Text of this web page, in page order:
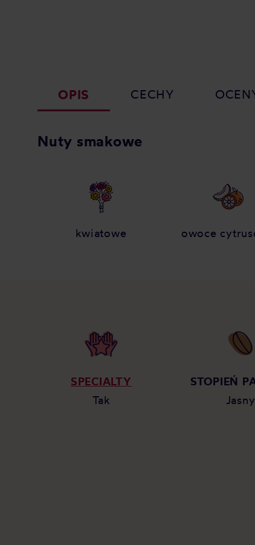
OPIS CECHY
Nuty smakowe
kwiatowe owoce
SPECIALTY
Tak
STOPIEŃ
Jasny